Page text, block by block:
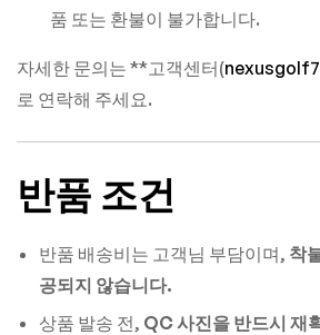
품 또는 환불이 불가합니다.
자세한 문의는 **고객센터(
로 연락해 주세요.
반품 조건
반품 배송비는 고객님 부담이며, 착
공되지 않습니다.
상품 발송 전, QC 사진을 반드시 재